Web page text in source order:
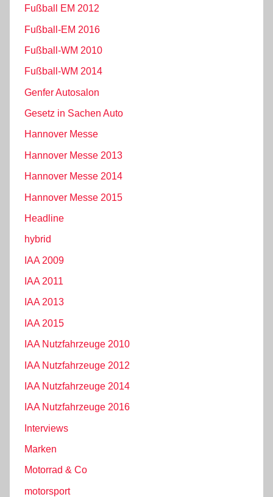
Fußball EM 2012
Fußball-EM 2016
Fußball-WM 2010
Fußball-WM 2014
Genfer Autosalon
Gesetz in Sachen Auto
Hannover Messe
Hannover Messe 2013
Hannover Messe 2014
Hannover Messe 2015
Headline
hybrid
IAA 2009
IAA 2011
IAA 2013
IAA 2015
IAA Nutzfahrzeuge 2010
IAA Nutzfahrzeuge 2012
IAA Nutzfahrzeuge 2014
IAA Nutzfahrzeuge 2016
Interviews
Marken
Motorrad & Co
motorsport